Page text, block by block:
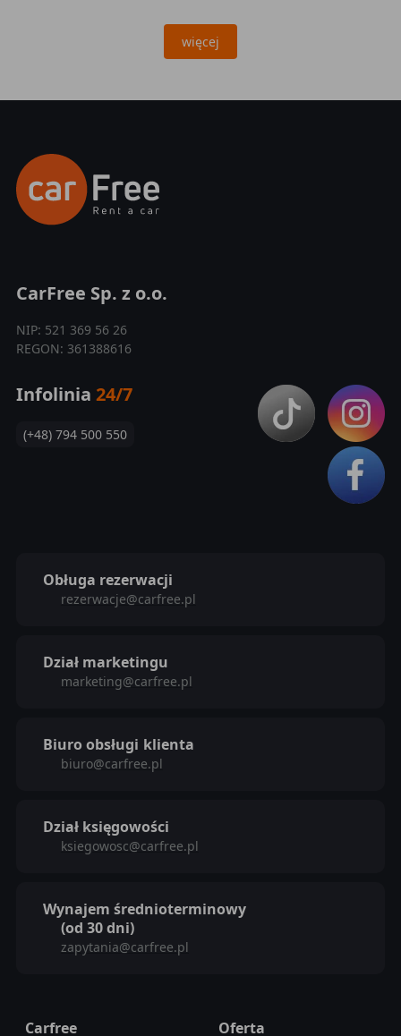
więcej
CarFree Sp. z o.o.
NIP: 521 369 56 26
REGON: 361388616
Infolinia 24/7
(+48) 794 500 550
Obługa rezerwacji
rezerwacje@carfree.pl
Dział marketingu
marketing@carfree.pl
Biuro obsługi klienta
biuro@carfree.pl
Dział księgowości
ksiegowosc@carfree.pl
Wynajem średnioterminowy
(od 30 dni)
zapytania@carfree.pl
Carfree Oferta